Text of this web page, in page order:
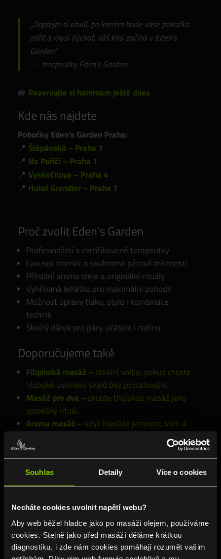
Souhlas Detaily Více o cookies
Necháte cookies uvolnit napětí webu?
Aby web běžel hladce jako po masáži olejem, používáme
cookies. Stejně jako před masáží děláme krátkou
diagnostiku, i zde nám cookies pomáhají rozumět vašim
,,Dopřejte si rituál, po kterém bude vaše pokožka
zářit a mysl dýchat. Váš klid začíná v Eden’s
Garden.“
— terapeutky Eden’s Garden
🪷 Rezervujte si hammam ještě dnes
Kde nás najdete
Pobočky Eden’s Garden Praha:
📍 Štěpánská – Praha 1
📍 Na Poříčí – Praha 1
📍 Vyskočilova – Praha 4
📍 Hotel Grandior – Praha 1
Proč zvolit Eden’s Garden
Profesionální a certifikované terapeutky
Luxusní interiér a soukromé párové místnosti
Přírodní aroma oleje a originální rituály
Vyhřívaná lehátka pro maximální pohodlí
Možnost úpravy tlaku, stylu i kombinace
technik
Skvělý dárek pro páry, přátele i rodinu
Doporučujeme také
Filipínská masáž – ideální volba, pokud chcete
hluboké uvolnění svalů bez protahování.
Masáž pro dva – zkuste thajskou masáž jako
společný rituál.
Aroma masáž – když hledáte jemnost, vůni a
FAQ – často kladené otázky
páru a mýdlovou masáž k očistě těla a
regeneraci pokožky.
2. Je hammam vhodný i jako zkrášlovací
procedura?